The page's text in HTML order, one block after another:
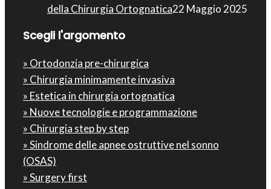
della Chirurgia Ortognatica22 Maggio 2025
Scegli l'argomento
» Ortodonzia pre-chirurgica
» Chirurgia minimamente invasiva
» Estetica in chirurgia ortognatica
» Nuove tecnologie e programmazione
» Chirurgia step by step
» Sindrome delle apnee ostruttive nel sonno
(OSAS)
» Surgery first